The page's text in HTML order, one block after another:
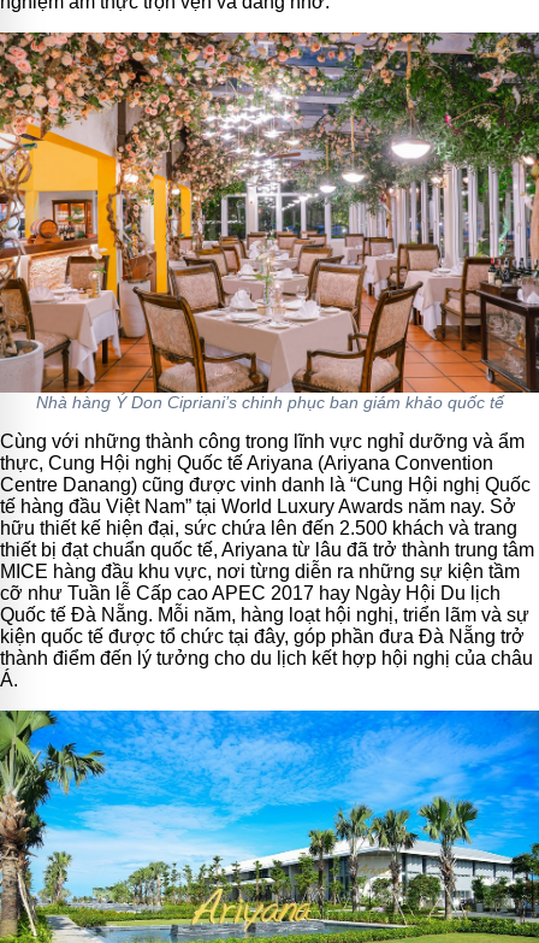
Nhà hàng Ý Don Cipriani’s chinh phục ban giám khảo quốc tế
Cùng với những thành công trong lĩnh vực nghỉ dưỡng và ẩm
thực, Cung Hội nghị Quốc tế Ariyana (Ariyana Convention
Centre Danang) cũng được vinh danh là “Cung Hội nghị Quốc
tế hàng đầu Việt Nam” tại World Luxury Awards năm nay. Sở
hữu thiết kế hiện đại, sức chứa lên đến 2.500 khách và trang
thiết bị đạt chuẩn quốc tế, Ariyana từ lâu đã trở thành trung tâm
MICE hàng đầu khu vực, nơi từng diễn ra những sự kiện tầm
cỡ như Tuần lễ Cấp cao APEC 2017 hay Ngày Hội Du lịch
Quốc tế Đà Nẵng. Mỗi năm, hàng loạt hội nghị, triển lãm và sự
kiện quốc tế được tổ chức tại đây, góp phần đưa Đà Nẵng trở
thành điểm đến lý tưởng cho du lịch kết hợp hội nghị của châu
Á.